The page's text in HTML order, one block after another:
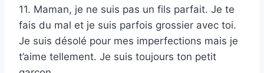
11. Maman, je ne suis pas un fils parfait. Je te
fais du mal et je suis parfois grossier avec toi.
Je suis désolé pour mes imperfections mais je
t’aime tellement. Je suis toujours ton petit